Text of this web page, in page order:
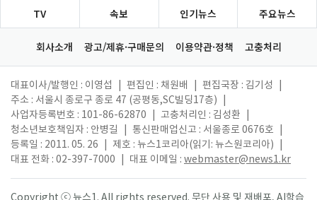
TV 속보 인기뉴스 주요뉴스
회사소개 광고/제휴·구매문의 이용약관·정책 고충처리
대표이사/발행인 : 이영섭 편집인 : 채원배 편집국장 : 김기성
주소 : 서울시 종로구 종로 47 (공평동,SC빌딩17층)
사업자등록번호 : 101-86-62870
고충처리인 : 김성환
청소년보호책임자 : 안병길
통신판매업신고 : 서울종로 0676호
등록일 : 2011. 05. 26
제호 : 뉴스1코리아(읽기: 뉴스원코리아)
대표 전화 : 02-397-7000
대표 이메일 : webmaster@news1.kr
Copyright ⓒ 뉴스1. All rights reserved. 무단 사용 및 재배포, AI학습